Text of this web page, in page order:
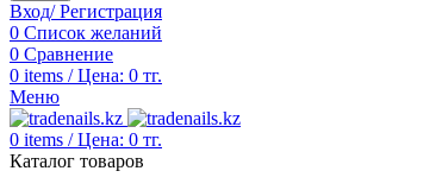
Вход/ Регистрация
0 Список желаний
0 Сравнение
0 items / Цена: 0 тг.
Меню
0 items / Цена: 0 тг.
Каталог товаров